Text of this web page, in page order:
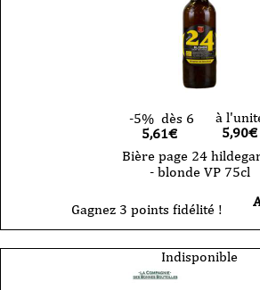
-5% dès 6
5,61€
à
5,90€
Bière page 24
- blonde VP 75cl
Gagnez 3 points fidélité !
Indisponible